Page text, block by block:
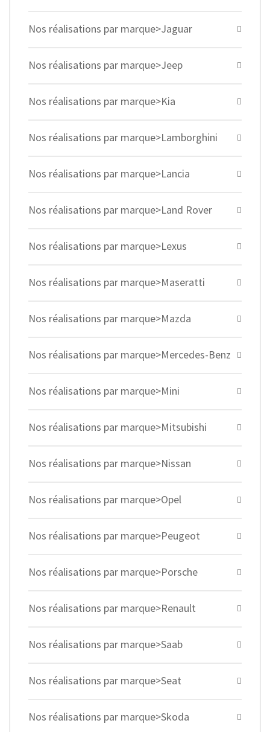
Nos réalisations par marque>Jaguar
Nos réalisations par marque>Jeep
Nos réalisations par marque>Kia
Nos réalisations par marque>Lamborghini
Nos réalisations par marque>Lancia
Nos réalisations par marque>Land Rover
Nos réalisations par marque>Lexus
Nos réalisations par marque>Maseratti
Nos réalisations par marque>Mazda
Nos réalisations par marque>Mercedes-Benz
Nos réalisations par marque>Mini
Nos réalisations par marque>Mitsubishi
Nos réalisations par marque>Nissan
Nos réalisations par marque>Opel
Nos réalisations par marque>Peugeot
Nos réalisations par marque>Porsche
Nos réalisations par marque>Renault
Nos réalisations par marque>Saab
Nos réalisations par marque>Seat
Nos réalisations par marque>Skoda